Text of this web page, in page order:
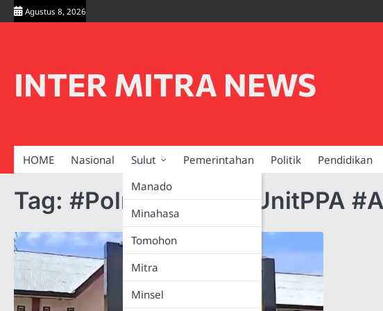
Skip
to
Agustus 8, 2026
INTER MITRA NEWS
HOME Nasional
Sulut
Manado
Minahasa
Tomohon
Mitra
Minsel
Pemerintahan Politik Pendidikan
Tag: #PolresMinsel #UnitPPA